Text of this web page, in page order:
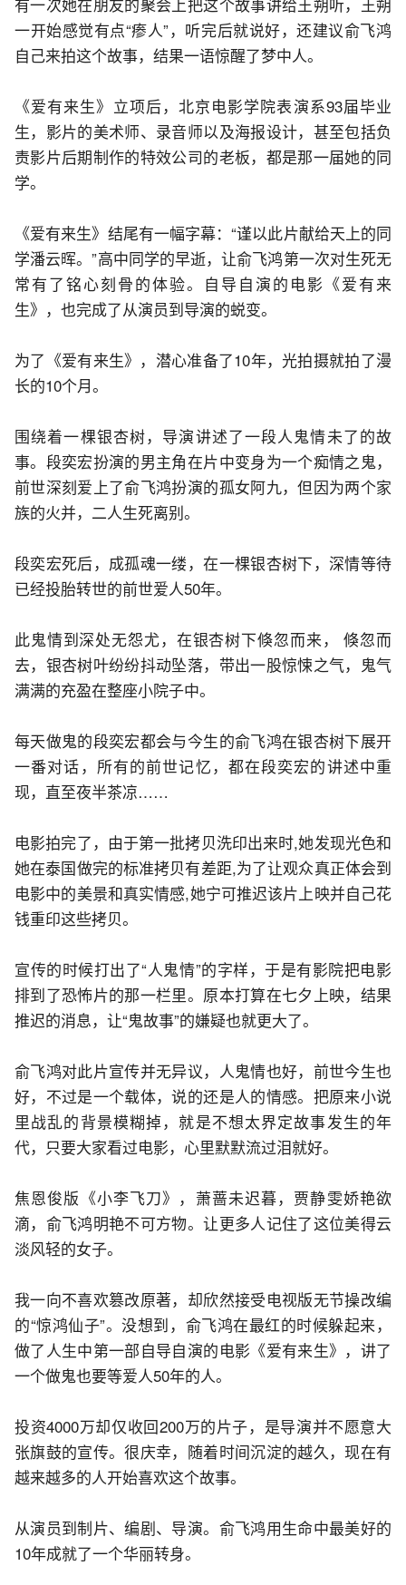
一开始感觉有点“瘆人”，听完后就说好，还建议俞飞鸿
自己来拍这个故事，结果一语惊醒了梦中人。
《爱有来生》立项后，北京电影学院表演系93届毕业
生，影片的美术师、录音师以及海报设计，甚至包括负
责影片后期制作的特效公司的老板，都是那一届她的同
学。
《爱有来生》结尾有一幅字幕：“谨以此片献给天上的同
学潘云晖。”高中同学的早逝，让俞飞鸿第一次对生死无
常有了铭心刻骨的体验。自导自演的电影《爱有来
生》，也完成了从演员到导演的蜕变。
为了《爱有来生》，潜心准备了10年，光拍摄就拍了漫
长的10个月。
围绕着一棵银杏树，导演讲述了一段人鬼情未了的故
事。段奕宏扮演的男主角在片中变身为一个痴情之鬼，
前世深刻爱上了俞飞鸿扮演的孤女阿九，但因为两个家
族的火并，二人生死离别。
段奕宏死后，成孤魂一缕，在一棵银杏树下，深情等待
已经投胎转世的前世爱人50年。
此鬼情到深处无怨尤，在银杏树下倏忽而来， 倏忽而
去，银杏树叶纷纷抖动坠落，带出一股惊悚之气，鬼气
满满的充盈在整座小院子中。
每天做鬼的段奕宏都会与今生的俞飞鸿在银杏树下展开
一番对话，所有的前世记忆，都在段奕宏的讲述中重
现，直至夜半茶凉……
电影拍完了，由于第一批拷贝洗印出来时,她发现光色和
她在泰国做完的标准拷贝有差距,为了让观众真正体会到
电影中的美景和真实情感,她宁可推迟该片上映并自己花
钱重印这些拷贝。
宣传的时候打出了“人鬼情”的字样，于是有影院把电影
排到了恐怖片的那一栏里。原本打算在七夕上映，结果
推迟的消息，让“鬼故事”的嫌疑也就更大了。
俞飞鸿对此片宣传并无异议，人鬼情也好，前世今生也
好，不过是一个载体，说的还是人的情感。把原来小说
里战乱的背景模糊掉，就是不想太界定故事发生的年
代，只要大家看过电影，心里默默流过泪就好。
焦恩俊版《小李飞刀》，萧蔷未迟暮，贾静雯娇艳欲
滴，俞飞鸿明艳不可方物。让更多人记住了这位美得云
淡风轻的女子。
我一向不喜欢篡改原著，却欣然接受电视版无节操改编
的“惊鸿仙子”。没想到，俞飞鸿在最红的时候躲起来，
做了人生中第一部自导自演的电影《爱有来生》，讲了
一个做鬼也要等爱人50年的人。
投资4000万却仅收回200万的片子，是导演并不愿意大
张旗鼓的宣传。很庆幸，随着时间沉淀的越久，现在有
越来越多的人开始喜欢这个故事。
从演员到制片、编剧、导演。俞飞鸿用生命中最美好的
10年成就了一个华丽转身。